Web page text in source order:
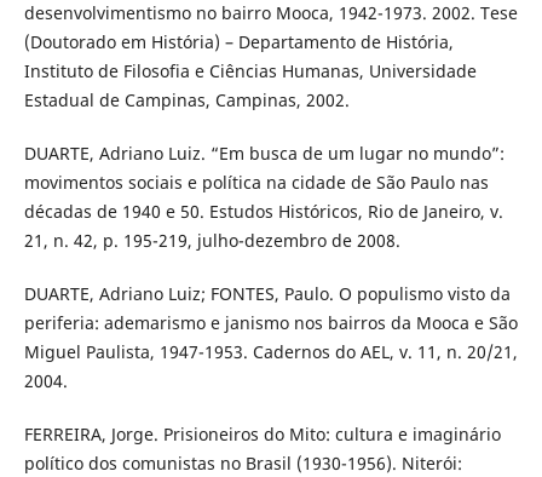
desenvolvimentismo no bairro Mooca, 1942-1973. 2002. Tese
(Doutorado em História) – Departamento de História,
Instituto de Filosofia e Ciências Humanas, Universidade
Estadual de Campinas, Campinas, 2002.
DUARTE, Adriano Luiz. “Em busca de um lugar no mundo”:
movimentos sociais e política na cidade de São Paulo nas
décadas de 1940 e 50. Estudos Históricos, Rio de Janeiro, v.
21, n. 42, p. 195-219, julho-dezembro de 2008.
DUARTE, Adriano Luiz; FONTES, Paulo. O populismo visto da
periferia: ademarismo e janismo nos bairros da Mooca e São
Miguel Paulista, 1947-1953. Cadernos do AEL, v. 11, n. 20/21,
2004.
FERREIRA, Jorge. Prisioneiros do Mito: cultura e imaginário
político dos comunistas no Brasil (1930-1956). Niterói: